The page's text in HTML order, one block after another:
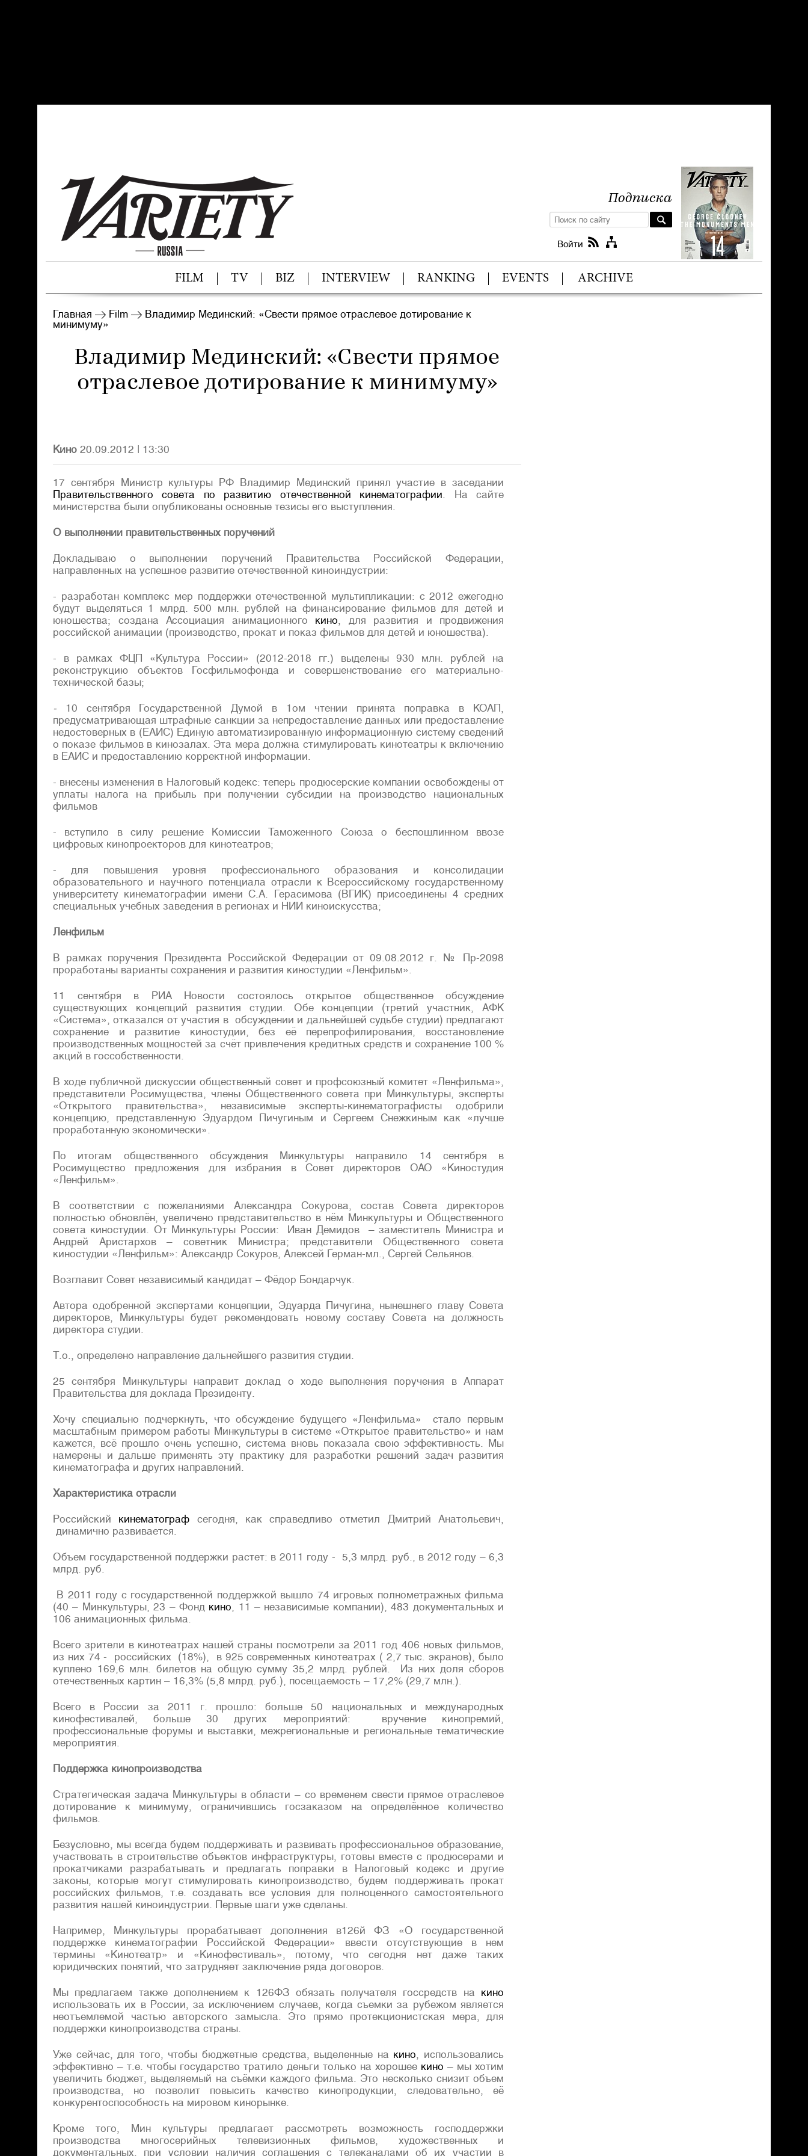
Подписка
Войти
FILM TV BIZ INTERVIEW RANKING EVENTS ARCHIVE
Главная Film
Владимир Мединский: «Свести прямое отраслевое дотирование к
минимуму»
Владимир Мединский: «Свести прямое
отраслевое дотирование к минимуму»
Кино 20.09.2012 13:30
17 сентября Министр культуры РФ Владимир Мединский принял участие в заседании
Правительственного совета по развитию отечественной кинематографии. На сайте
министерства были опубликованы основные тезисы его выступления.
О выполнении правительственных поручений
Докладываю о выполнении поручений Правительства Российской Федерации,
направленных на успешное развитие отечественной киноиндустрии:
- разработан комплекс мер поддержки отечественной мультипликации: с 2012 ежегодно
будут выделяться 1 млрд. 500 млн. рублей на финансирование фильмов для детей и
юношества; создана Ассоциация анимационного кино, для развития и продвижения
российской анимации (производство, прокат и показ фильмов для детей и юношества).
- в рамках ФЦП «Культура России» (2012-2018 гг.) выделены 930 млн. рублей на
реконструкцию объектов Госфильмофонда и совершенствование его материально-
технической базы;
- 10 сентября Государственной Думой в 1ом чтении принята поправка в КОАП,
предусматривающая штрафные санкции за непредоставление данных или предоставление
недостоверных в (ЕАИС) Единую автоматизированную информационную систему сведений
о показе фильмов в кинозалах. Эта мера должна стимулировать кинотеатры к включению
в ЕАИС и предоставлению корректной информации.
- внесены изменения в Налоговый кодекс: теперь продюсерские компании освобождены от
уплаты налога на прибыль при получении субсидии на производство национальных
фильмов
- вступило в силу решение Комиссии Таможенного Союза о беспошлинном ввозе
цифровых кинопроекторов для кинотеатров;
- для повышения уровня профессионального образования и консолидации
образовательного и научного потенциала отрасли к Всероссийскому государственному
университету кинематографии имени С.А. Герасимова (ВГИК) присоединены 4 средних
специальных учебных заведения в регионах и НИИ киноискусства;
Ленфильм
В рамках поручения Президента Российской Федерации от 09.08.2012 г. № Пр-2098
проработаны варианты сохранения и развития киностудии «Ленфильм».
11 сентября в РИА Новости состоялось открытое общественное обсуждение
существующих концепций развития студии. Обе концепции (третий участник, АФК
«Система», отказался от участия в обсуждении и дальнейшей судьбе студии) предлагают
сохранение и развитие киностудии, без её перепрофилирования, восстановление
производственных мощностей за счёт привлечения кредитных средств и сохранение 100 %
акций в госсобственности.
В ходе публичной дискуссии общественный совет и профсоюзный комитет «Ленфильма»,
представители Росимущества, члены Общественного совета при Минкультуры, эксперты
«Открытого правительства», независимые эксперты-кинематографисты одобрили
концепцию, представленную Эдуардом Пичугиным и Сергеем Снежкиным как «лучше
проработанную экономически».
По итогам общественного обсуждения Минкультуры направило 14 сентября в
Росимущество предложения для избрания в Совет директоров ОАО «Киностудия
«Ленфильм».
В соответствии с пожеланиями Александра Сокурова, состав Совета директоров
полностью обновлён, увеличено представительство в нём Минкультуры и Общественного
совета киностудии. От Минкультуры России: Иван Демидов – заместитель Министра и
Андрей Аристархов – советник Министра; представители Общественного совета
киностудии «Ленфильм»: Александр Сокуров, Алексей Герман-мл., Сергей Сельянов.
Возглавит Совет независимый кандидат – Фёдор Бондарчук.
Автора одобренной экспертами концепции, Эдуарда Пичугина, нынешнего главу Совета
директоров, Минкультуры будет рекомендовать новому составу Совета на должность
директора студии.
Т.о., определено направление дальнейшего развития студии.
25 сентября Минкультуры направит доклад о ходе выполнения поручения в Аппарат
Правительства для доклада Президенту.
Хочу специально подчеркнуть, что обсуждение будущего «Ленфильма» стало первым
масштабным примером работы Минкультуры в системе «Открытое правительство» и нам
кажется, всё прошло очень успешно, система вновь показала свою эффективность. Мы
намерены и дальше применять эту практику для разработки решений задач развития
кинематографа и других направлений.
Характеристика отрасли
Российский кинематограф сегодня, как справедливо отметил Дмитрий Анатольевич,
динамично развивается.
Объем государственной поддержки растет: в 2011 году - 5,3 млрд. руб., в 2012 году – 6,3
млрд. руб.
В 2011 году с государственной поддержкой вышло 74 игровых полнометражных фильма
(40 – Минкультуры, 23 – Фонд кино, 11 – независимые компании), 483 документальных и
106 анимационных фильма.
Всего зрители в кинотеатрах нашей страны посмотрели за 2011 год 406 новых фильмов,
из них 74 - российских (18%), в 925 современных кинотеатрах ( 2,7 тыс. экранов), было
куплено 169,6 млн. билетов на общую сумму 35,2 млрд. рублей. Из них доля сборов
отечественных картин – 16,3% (5,8 млрд. руб.), посещаемость – 17,2% (29,7 млн.).
Всего в России за 2011 г. прошло: больше 50 национальных и международных
кинофестивалей, больше 30 других мероприятий: вручение кинопремий,
профессиональные форумы и выставки, межрегиональные и региональные тематические
мероприятия.
Поддержка кинопроизводства
Стратегическая задача Минкультуры в области – со временем свести прямое отраслевое
дотирование к минимуму, ограничившись госзаказом на определённое количество
фильмов.
Безусловно, мы всегда будем поддерживать и развивать профессиональное образование,
участвовать в строительстве объектов инфраструктуры, готовы вместе с продюсерами и
прокатчиками разрабатывать и предлагать поправки в Налоговый кодекс и другие
законы, которые могут стимулировать кинопроизводство, будем поддерживать прокат
российских фильмов, т.е. создавать все условия для полноценного самостоятельного
развития нашей киноиндустрии. Первые шаги уже сделаны.
Например, Минкультуры прорабатывает дополнения в126й ФЗ «О государственной
поддержке кинематографии Российской Федерации» ввести отсутствующие в нем
термины «Кинотеатр» и «Кинофестиваль», потому, что сегодня нет даже таких
юридических понятий, что затрудняет заключение ряда договоров.
Мы предлагаем также дополнением к 126ФЗ обязать получателя госсредств на кино
использовать их в России, за исключением случаев, когда съемки за рубежом является
неотъемлемой частью авторского замысла. Это прямо протекционистская мера, для
поддержки кинопроизводства страны.
Уже сейчас, для того, чтобы бюджетные средства, выделенные на кино, использовались
эффективно – т.е. чтобы государство тратило деньги только на хорошее кино – мы хотим
увеличить бюджет, выделяемый на съёмки каждого фильма. Это несколько снизит объем
производства, но позволит повысить качество кинопродукции, следовательно, её
конкурентоспособность на мировом кинорынке.
Кроме того, Мин культуры предлагает рассмотреть возможность господдержки
производства многосерийных телевизионных фильмов, художественных и
документальных, при условии наличия соглашения с телеканалами об их участии в